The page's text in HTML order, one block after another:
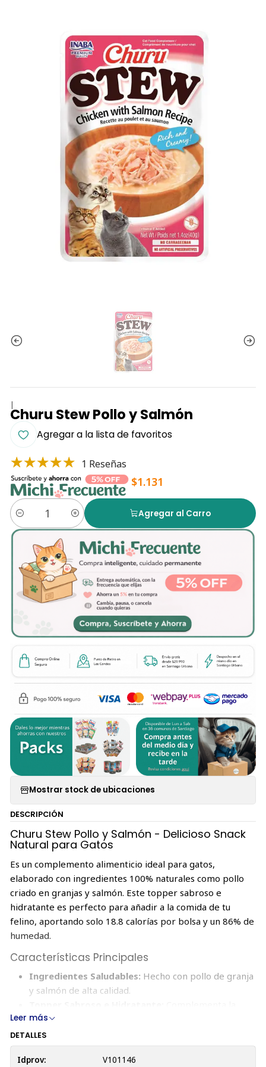
|
Churu Stew Pollo y Salmón
Agregar a la lista de favoritos
1 Reseñas
$1.131
Cantidad
Agregar al Carro
Mostrar stock de ubicaciones
DESCRIPCIÓN
Churu Stew Pollo y Salmón - Delicioso Snack
Natural para Gatos
Es un complemento alimenticio ideal para gatos,
elaborado con ingredientes 100% naturales como pollo
criado en granjas y salmón. Este topper sabroso e
hidratante es perfecto para añadir a la comida de tu
felino, aportando solo 18.8 calorías por bolsa y un 86% de
humedad.
Características Principales
Ingredientes Saludables: Hecho con pollo de granja
y salmón de alta calidad.
comida de tu gato con un snack delicioso y húmedo.
Bajo en Calorías:
Sin Aditivos Nocivos:No contiene cereales,
conservantes, carragenina ni colorantes artificiales.
Leer más
DETALLES
Idprov: V101146